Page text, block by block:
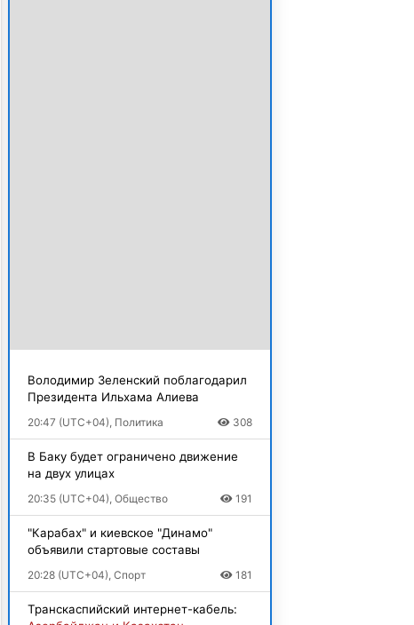
Володимир Зеленский поблагодарил
Президента Ильхама Алиева
20:47 (UTC+04), Политика 308
В Баку будет ограничено движение
на двух улицах
20:35 (UTC+04), Общество 191
"Карабах" и киевское "Динамо"
объявили стартовые составы
20:28 (UTC+04), Спорт 181
Транскаспийский интернет-кабель: